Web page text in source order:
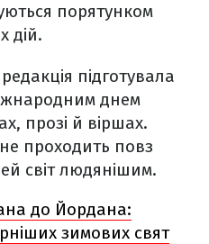
порятунком
дій.
підготувала
днем
прозі й віршах.
не проходить повз
світ людянішим.
до Йордана:
зимових свят